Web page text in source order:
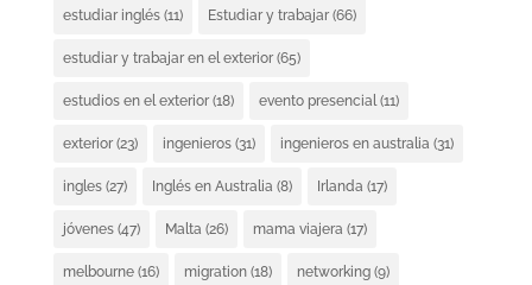
estudiar inglés(11) Estudiar y trabajar(66)
estudiar y trabajar en el exterior(65)
estudios en el exterior(18) evento presencial(11)
exterior(23) ingenieros(31) ingenieros en australia (31)
ingles(27) Inglés en Australia (8) Irlanda (17)
jóvenes(47) Malta (26) mama viajera (17)
melbourne(16) migration(18) networking(9)